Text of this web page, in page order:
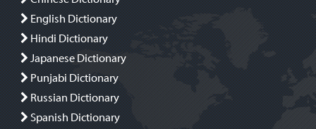
English Dictionary
Hindi Dictionary
Japanese Dictionary
Punjabi Dictionary
Russian Dictionary
Spanish Dictionary